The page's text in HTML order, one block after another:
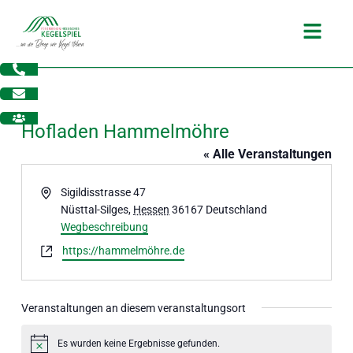
Inhalt
springen
Main
Hofladen Hammelmöhre
« Alle Veranstaltungen
AdresseSigildisstrasse 47
Nüsttal-Silges, Hessen 36167 Deutschland
Wegbeschreibung
Webseitehttps://hammelmöhre.de
Veranstaltungen an diesem veranstaltungsort
HinweisEs wurden keine Ergebnisse gefunden.